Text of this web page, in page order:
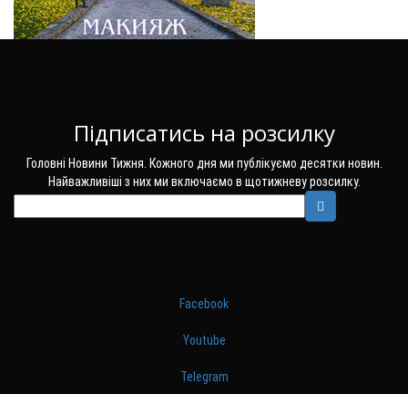
Підписатись на розсилку
Головні Новини Тижня. Кожного дня ми публікуємо десятки новин.
Найважливіші з них ми включаємо в щотижневу розсилку.
Facebook
Youtube
Telegram